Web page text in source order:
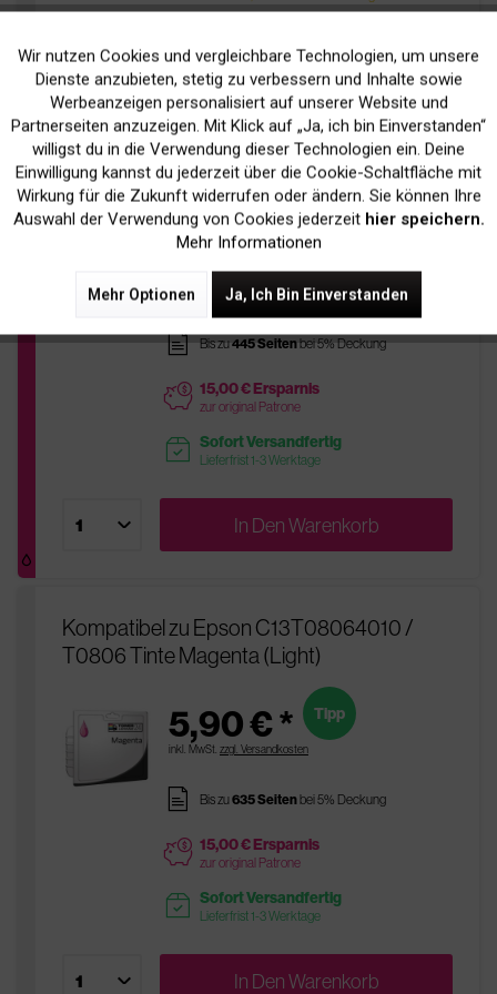
In DenWarenkorb
Kompatibel zu Epson C13T08034010 /
T0803 Tinte Magenta
5,90 € *
inkl. MwSt. zzgl. Versandkosten
pages Bis zu 445 Seiten bei 5% Deckung
price 15,00 € Ersparnis
zur original Patrone
readytoship Sofort Versandfertig
Lieferfrist 1-3 Werktage
In DenWarenkorb
Kompatibel zu Epson C13T08064010 /
T0806 Tinte Magenta (Light)
5,90 € *
inkl. MwSt. zzgl. Versandkosten
Tipp
pages Bis zu635 Seitenbei 5% Deckung
price 15,00 € Ersparnis
zur original Patrone
readytoship Sofort Versandfertig
Lieferfrist 1-3 Werktage
In DenWarenkorb
Funktionale Aktiv
Marketing Inaktiv
Tracking Inaktiv
Wir nutzen Cookies und vergleichbare Technologien, um unsere
Dienste anzubieten, stetig zu verbessern und Inhalte sowie
Werbeanzeigen personalisiert auf unserer Website und
Partnerseiten anzuzeigen. Mit Klick auf „Ja, ich bin Einverstanden“
willigst du in die Verwendung dieser Technologien ein. Deine
Einwilligung kannst du jederzeit über die Cookie-Schaltfläche mit
Wirkung für die Zukunft widerrufen oder ändern. Sie können Ihre
Auswahl der Verwendung von Cookies jederzeit hier speichern.
Mehr Informationen
Mehr Optionen Ja, Ich Bin Einverstanden